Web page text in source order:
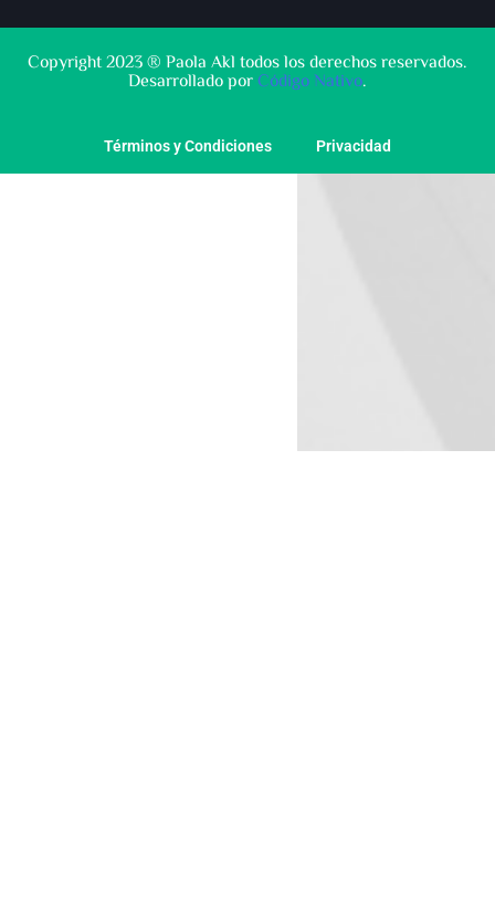
Copyright 2023 ® Paola Akl todos los derechos reservados.
Desarrollado porCódigo Nativo.
Términos y Condiciones Privacidad